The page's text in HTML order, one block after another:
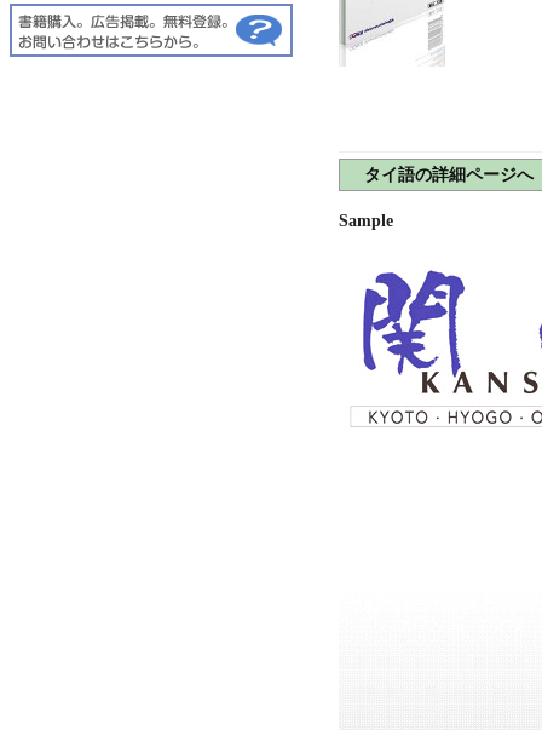
タイ語の詳細ページへ
Sample